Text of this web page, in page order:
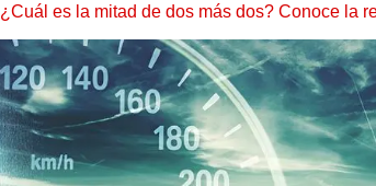
¿Cuál es la mitad de dos más dos? Conoce la